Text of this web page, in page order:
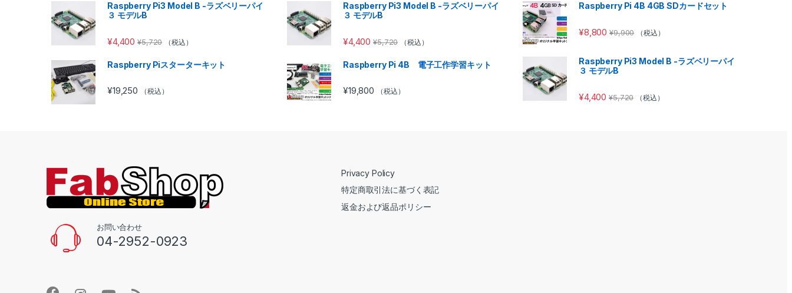
Raspberry Pi3 Model B -ラズベリーパイ
３ モデルB
¥4,400 ¥5,720 （税込）
Raspberry Piスターターキット
¥19,250 （税込）
Raspberry Pi3 Model B -ラズベリーパイ
３ モデルB
¥4,400 ¥5,720 （税込）
Raspberry Pi 4B 電子工作学習キット
¥19,800 （税込）
Raspberry Pi 4B 4GB SDカードセット
¥8,800 ¥9,900 （税込）
Raspberry Pi3 Model B -ラズベリーパイ
３ モデルB
¥4,400 ¥5,720 （税込）
お問い合わせ
04-2952-0923
Privacy Policy
特定商取引法に基づく表記
返金および返品ポリシー